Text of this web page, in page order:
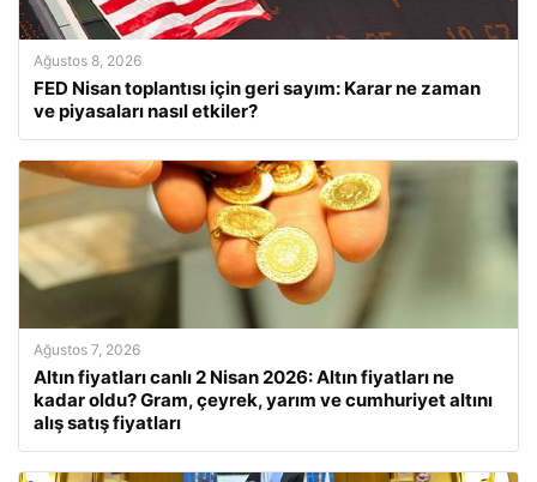
Ağustos 8, 2026
FED Nisan toplantısı için geri sayım: Karar ne zaman
ve piyasaları nasıl etkiler?
Ağustos 7, 2026
Altın fiyatları canlı 2 Nisan 2026: Altın fiyatları ne
kadar oldu? Gram, çeyrek, yarım ve cumhuriyet altını
alış satış fiyatları